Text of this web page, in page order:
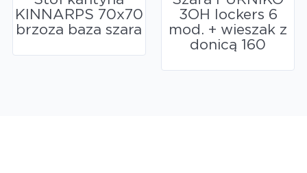
KINNARPS 70x70
brzoza baza szara
3OH lockers 6
mod. + wieszak z
donicą 160